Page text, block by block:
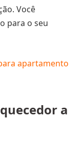
Você
para o seu
apartamento
a